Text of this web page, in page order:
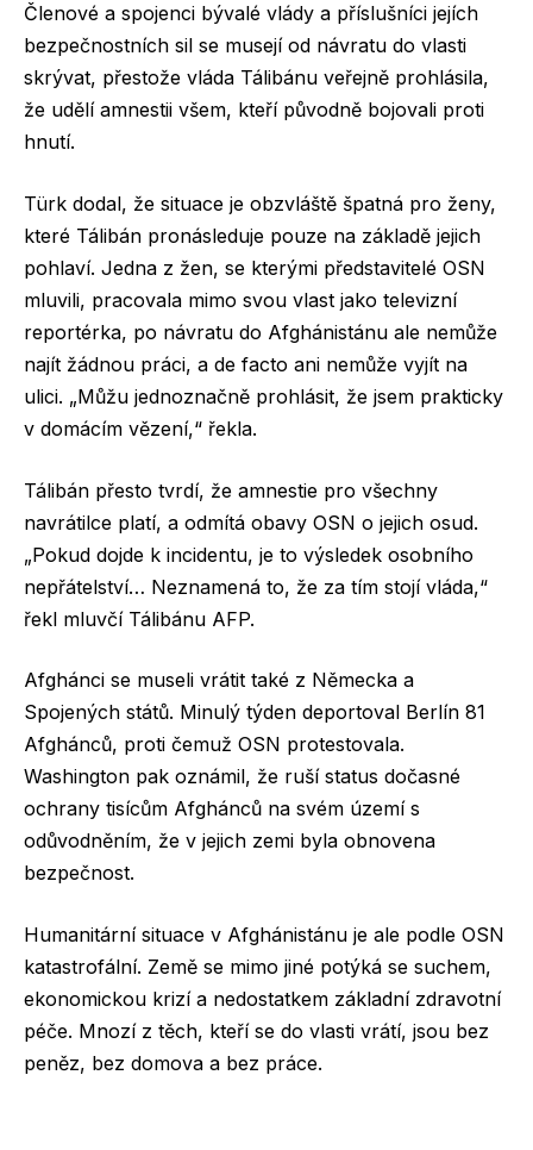
Členové a spojenci bývalé vlády a příslušníci jejích
bezpečnostních sil se musejí od návratu do vlasti
skrývat, přestože vláda Tálibánu veřejně prohlásila,
že udělí amnestii všem, kteří původně bojovali proti
hnutí.
Türk dodal, že situace je obzvláště špatná pro ženy,
které Tálibán pronásleduje pouze na základě jejich
pohlaví. Jedna z žen, se kterými představitelé OSN
mluvili, pracovala mimo svou vlast jako televizní
reportérka, po návratu do Afghánistánu ale nemůže
najít žádnou práci, a de facto ani nemůže vyjít na
ulici. „Můžu jednoznačně prohlásit, že jsem prakticky
v domácím vězení,“ řekla.
Tálibán přesto tvrdí, že amnestie pro všechny
navrátilce platí, a odmítá obavy OSN o jejich osud.
„Pokud dojde k incidentu, je to výsledek osobního
nepřátelství… Neznamená to, že za tím stojí vláda,“
řekl mluvčí Tálibánu AFP.
Afghánci se museli vrátit také z Německa a
Spojených států. Minulý týden deportoval Berlín 81
Afghánců, proti čemuž OSN protestovala.
Washington pak oznámil, že ruší status dočasné
ochrany tisícům Afghánců na svém území s
odůvodněním, že v jejich zemi byla obnovena
bezpečnost.
Humanitární situace v Afghánistánu je ale podle OSN
katastrofální. Země se mimo jiné potýká se suchem,
ekonomickou krizí a nedostatkem základní zdravotní
péče. Mnozí z těch, kteří se do vlasti vrátí, jsou bez
peněz, bez domova a bez práce.